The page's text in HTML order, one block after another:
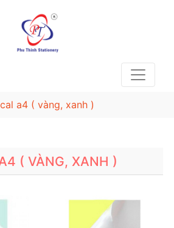
a4 ( vàng, xanh )
( VÀNG, XANH )